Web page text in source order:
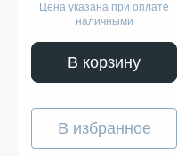
Цена указана при оплате
наличными
В корзину
В избранное